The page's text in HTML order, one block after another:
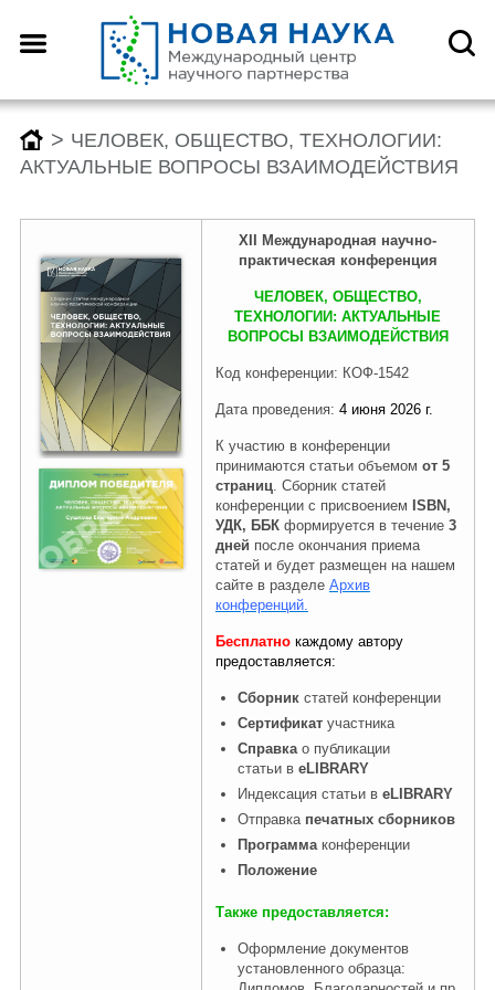
Назад
О центре
Как оформить научную
статью для публикации
Отзывы
Редколлегия
Правовая информация
Назад
Конференции
Заявка (регистрация) на
конференцию
Архив конференций 2026
2025-2019
Назад
Монографии
Заявка на публикацию
монографии
Архив монографий 2026
2025-2019
Назад
Конкурсы
Заявка (регистрация) на
конкурс
Архив конкурсов 2026
2025-2019
> ЧЕЛОВЕК, ОБЩЕСТВО, ТЕХНОЛОГИИ:
АКТУАЛЬНЫЕ ВОПРОСЫ ВЗАИМОДЕЙСТВИЯ
XII Международная научно-
практическая конференция
ЧЕЛОВЕК, ОБЩЕСТВО,
ТЕХНОЛОГИИ: АКТУАЛЬНЫЕ
ВОПРОСЫ ВЗАИМОДЕЙСТВИЯ
Код конференции: КОФ-1542
Дата проведения: 4 июня 2026 г.
К участию в конференции
принимаются статьи объемом от 5
страниц. Сборник статей
конференции с присвоением ISBN,
УДК, ББКформируется в течение3
дней после окончания приема
статей и будет размещен на нашем
сайте в разделе Архив
конференций.
Бесплатно каждому автору
предоставляется:
Сборникстатей конференции
Сертификат участника
Cправкао публикации
статьи в eLIBRARY
Индексация статьи в eLIBRARY
Отправка печатных сборников
Программаконференции
Положение
Также предоставляется:
Оформление документов
установленного образца: